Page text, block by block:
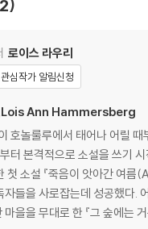
다. 우리가 지금 속한 세계는 어
떤 선택과 자세를 취할 것인가?
『멋진 신세계』, 『시녀 이야기
촘촘하게 맞닿은 깊고 넓은 질문
제가 배운 게 있다면, 우리는
’ 상태로 안전하다고 느끼는 ‘
없다는 겁니다.” -「뉴베리상
2
로이스 라우리
관심작가 알림신청
Ann Hammersberg
호놀룰루에서 태어나 어릴 때
터 본격적으로 소설을 쓰기
첫 소설 『죽음이 앗아간 여
자들을 사로잡는데 성공했다.
마을을 무대로 한 『그 숲에는